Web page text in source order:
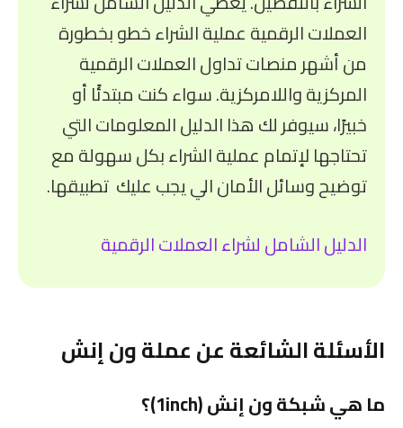
العملات الرقمية عملية الشراء خطو بخطورة
من أشهر منصات تداول العملات الرقمية
المركزية واللامركزية. سواء كنت مبتدئًا أو
خبيرًا، سيوفر لك هذا الدليل المعلومات التي
تحتاجها لإتمام عملية الشراء بكل سهولة مع
توضيح وسائل الأمان الي يجب عليك تطبيقها.
الدليل الشامل لشراء العملات الرقمية
الأسئلة الشائعة عن عملة ون إنش
ما هي شبكة ون إنش (1inch)؟